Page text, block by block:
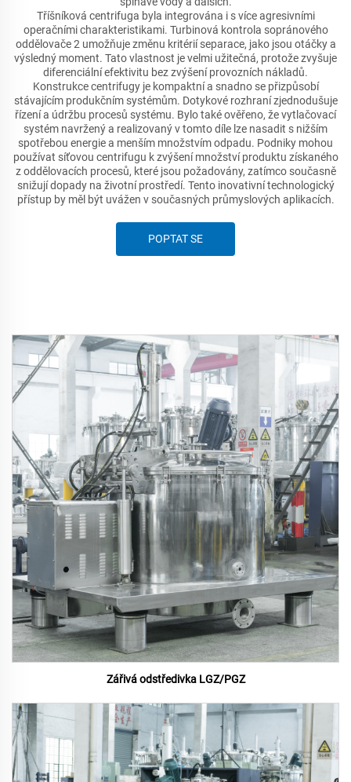
Tříšníková centrifuga byla integrována i s více agresivními
operačními charakteristikami. Turbinová kontrola sopránového
oddělovače 2 umožňuje změnu kritérií separace, jako jsou otáčky a
výsledný moment. Tato vlastnost je velmi užitečná, protože zvyšuje
diferenciální efektivitu bez zvýšení provozních nákladů.
Konstrukce centrifugy je kompaktní a snadno se přizpůsobí
stávajícím produkčním systémům. Dotykové rozhraní zjednodušuje
řízení a údržbu procesů systému. Bylo také ověřeno, že vytlačovací
systém navržený a realizovaný v tomto díle lze nasadit s nižším
spotřebou energie a menším množstvím odpadu. Podniky mohou
používat síťovou centrifugu k zvýšení množství produktu získaného
z oddělovacích procesů, které jsou požadovány, zatímco současně
snižují dopady na životní prostředí. Tento inovativní technologický
přístup by měl být uvážen v současných průmyslových aplikacích.
POPTAT SE
Zářivá odstředivka LGZ/PGZ